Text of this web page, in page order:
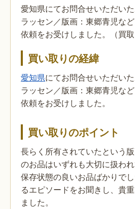
愛知県にてお問合せいただい
ラッセン／版画：東郷青児な
依頼をお受けしました。（買取
買い取りの経緯
愛知県にてお問合せいただい
ラッセン／版画：東郷青児な
依頼をお受けしました。
買い取りのポイント
長らく所有されていたという
のお品はいずれも大切に扱われ
保存状態の良いお品ばかりで
るエピソードをお聞きし、貴
ました。